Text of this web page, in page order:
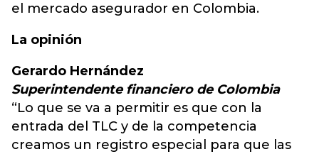
el mercado asegurador en Colombia.
La opinión
Gerardo Hernández
Superintendente financiero de Colombia
“Lo que se va a permitir es que con la
entrada del TLC y de la competencia
creamos un registro especial para que las